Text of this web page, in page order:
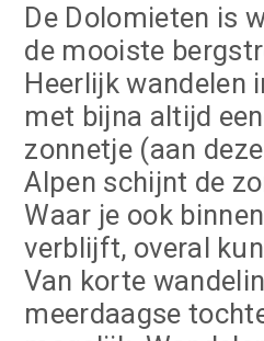
De Dolomieten is
de mooiste
Heerlijk wandelen
met bijna altijd
zonnetje (aan
Alpen schijnt de
Waar je ook
verblijft, overal
Van korte
meerdaagse